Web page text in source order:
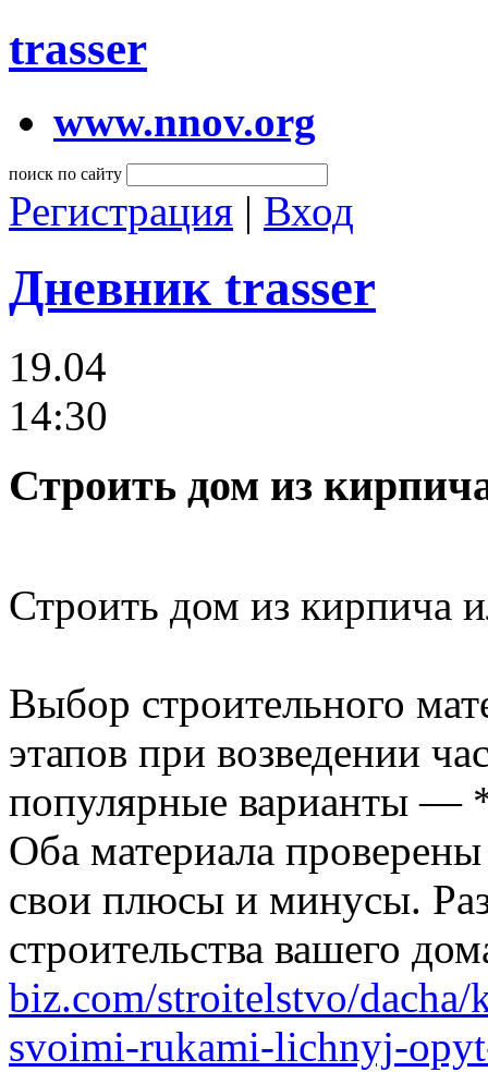
trasser
www.nnov.org
поиск по сайту
Регистрация | Вход
Дневник trasser
19.04
14:30
Строить дом из
Строить дом из кирпича
Выбор строительного
этапов при возведении
популярные варианты
Оба материала
свои плюсы и минусы.
строительства вашего
biz.com/stroitelstvo/
svoimi-rukami-lichnyj-